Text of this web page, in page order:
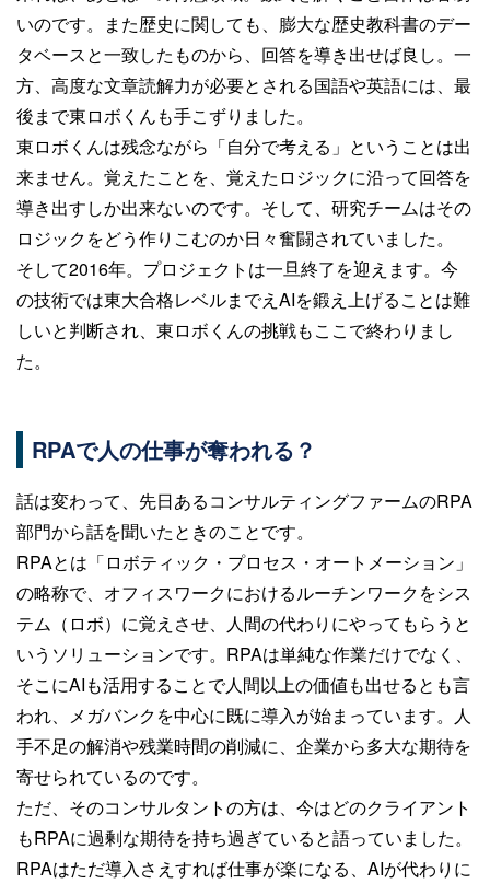
いのです。また歴史に関しても、膨大な歴史教科書のデー
タベースと一致したものから、回答を導き出せば良し。一
方、高度な文章読解力が必要とされる国語や英語には、最
後まで東ロボくんも手こずりました。
東ロボくんは残念ながら「自分で考える」ということは出
来ません。覚えたことを、覚えたロジックに沿って回答を
導き出すしか出来ないのです。そして、研究チームはその
ロジックをどう作りこむのか日々奮闘されていました。
そして2016年。プロジェクトは一旦終了を迎えます。今
の技術では東大合格レベルまでえAIを鍛え上げることは難
しいと判断され、東ロボくんの挑戦もここで終わりまし
た。
RPAで人の仕事が奪われる？
話は変わって、先日あるコンサルティングファームのRPA
部門から話を聞いたときのことです。
RPAとは「ロボティック・プロセス・オートメーション」
の略称で、オフィスワークにおけるルーチンワークをシス
テム（ロボ）に覚えさせ、人間の代わりにやってもらうと
いうソリューションです。RPAは単純な作業だけでなく、
そこにAIも活用することで人間以上の価値も出せるとも言
われ、メガバンクを中心に既に導入が始まっています。人
手不足の解消や残業時間の削減に、企業から多大な期待を
寄せられているのです。
ただ、そのコンサルタントの方は、今はどのクライアント
もRPAに過剰な期待を持ち過ぎていると語っていました。
RPAはただ導入さえすれば仕事が楽になる、AIが代わりに